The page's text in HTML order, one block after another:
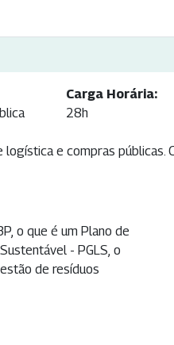
Carga Horária:
28h
e compras públicas.
o que é um Plano de
- PGLS, o
de resíduos